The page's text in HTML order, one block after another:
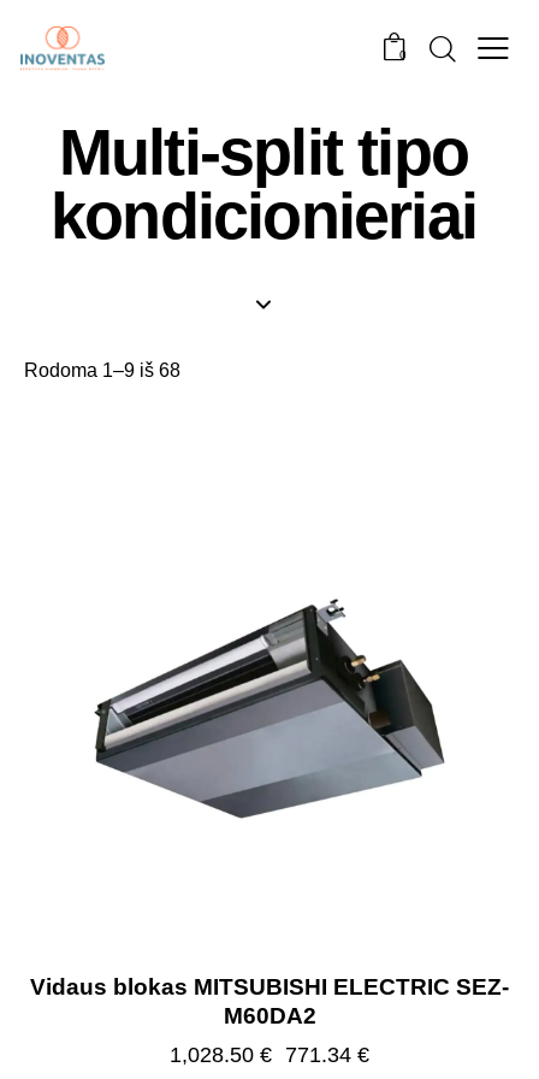
0
Multi-split tipo
kondicionieriai
Rodoma 1–9 iš 68
Vidaus blokas MITSUBISHI ELECTRIC SEZ-
M60DA2
1,028.50 € 771.34 €